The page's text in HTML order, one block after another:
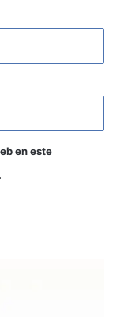
en este